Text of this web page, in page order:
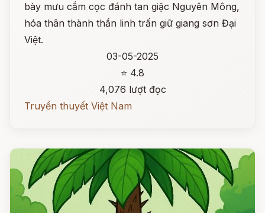
bày mưu cắm cọc đánh tan giặc Nguyên Mông,
hóa thân thành thần linh trấn giữ giang sơn Đại
Việt.
03-05-2025
⭐ 4.8
4,076 lượt đọc
Truyền thuyết Việt Nam